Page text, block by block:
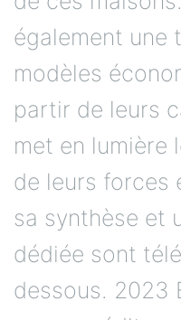
également une
modèles
partir de leurs
met en lumière
de leurs forces
sa synthèse et
dédiée sont
dessous. 2023
moyens